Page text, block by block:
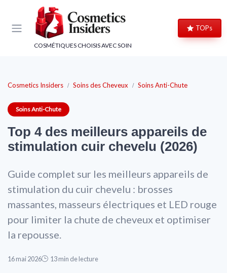
COSMÉTIQUES CHOISIS AVEC SOIN
TOPs
Cosmetics Insiders Soins des Cheveux Soins Anti-Chute
Soins Anti-Chute
Top 4 des meilleurs appareils de
stimulation cuir chevelu (2026)
Guide complet sur les meilleurs appareils de
stimulation du cuir chevelu : brosses
massantes, masseurs électriques et LED rouge
pour limiter la chute de cheveux et optimiser
la repousse.
16 mai 2026 13 min de lecture
Panneau de gestion des cookies